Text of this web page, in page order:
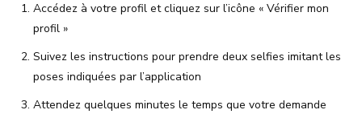
Accédez à votre profil et cliquez sur l’icône « Vérifier mon
profil »
Suivez les instructions pour prendre deux selfies imitant les
poses indiquées par l’application
Attendez quelques minutes le temps que votre demande